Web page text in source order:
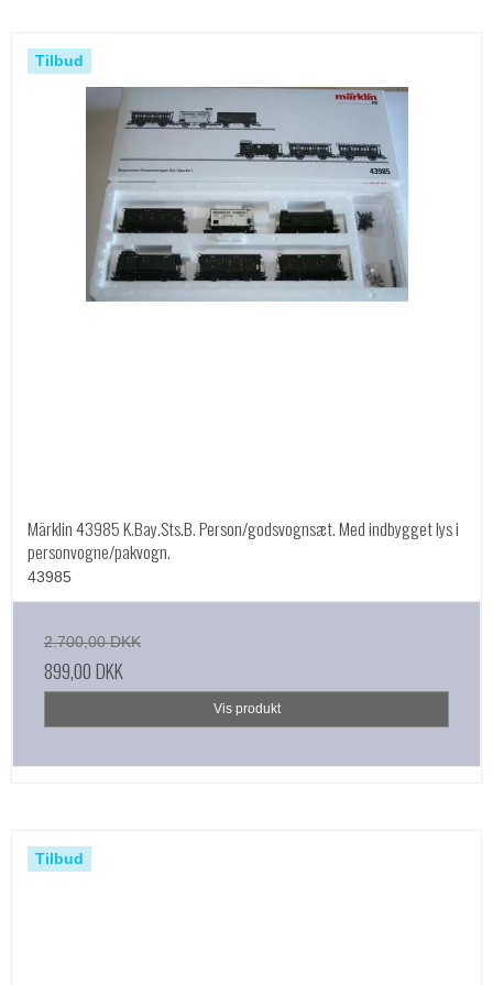
Tilbud
Märklin 43985 K.Bay.Sts.B. Person/godsvognsæt. Med indbygget lys i
personvogne/pakvogn.
43985
2.700,00 DKK
899,00 DKK
Vis produkt
Tilbud